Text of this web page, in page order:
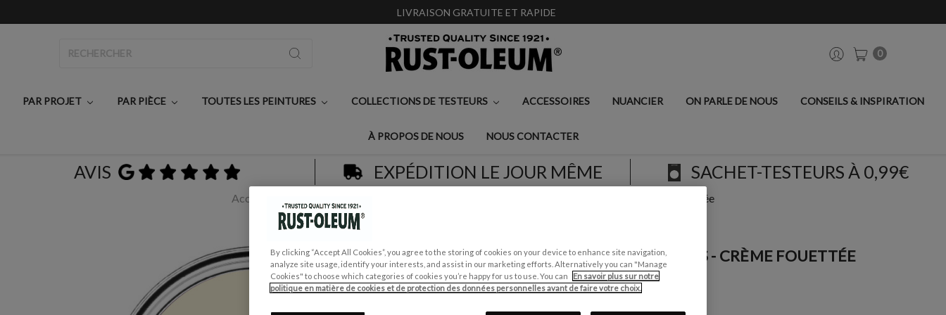
LIVRAISON GRATUITE ET RAPIDE
0
PAR PROJET PAR PIÈCE TOUTES LES PEINTURES COLLECTIONS DE TESTEURS ACCESSOIRES NUANCIER ON PARLE DE NOUS CONSEILS & INSPIRATION
À PROPOS DE NOUS NOUS CONTACTER
AVIS EXPÉDITION LE JOUR MÊME SACHET-TESTEURS À 0,99€
Accueil Peinture Murs & Plafonds - Crème Fouettée
PEINTURE MURS & PLAFONDS - CRÈME FOUETTÉE
€0,99 - €30,00
By clicking “Accept All Cookies”, you agree to the storing of cookies on your device to enhance site navigation,
analyze site usage, identify your interests, and assist in our marketing efforts. Alternatively you can "Manage
Cookies" to choose which categories of cookies you’re happy for us to use. You can
En savoir plus sur notre
politique en matière de cookies et de protection des données personnelles avant de faire votre choix.